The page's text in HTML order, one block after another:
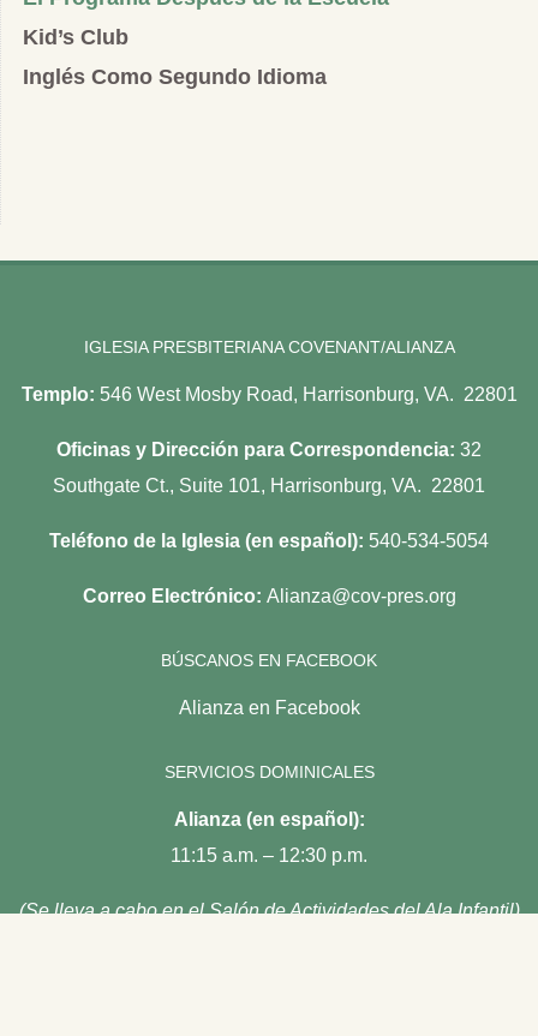
Kid’s Club
Inglés Como Segundo Idioma
IGLESIA PRESBITERIANA COVENANT/ALIANZA
Templo: 546 West Mosby Road, Harrisonburg, VA. 22801
Oficinas y Dirección para Correspondencia: 32
Southgate Ct., Suite 101, Harrisonburg, VA. 22801
Teléfono de la Iglesia (en español): 540-534-5054
Correo Electrónico: Alianza@cov-pres.org
BÚSCANOS EN FACEBOOK
Alianza en Facebook
SERVICIOS DOMINICALES
Alianza (en español):
11:15 a.m. – 12:30 p.m.
(Se lleva a cabo en el Salón de Actividades del Ala Infantil)